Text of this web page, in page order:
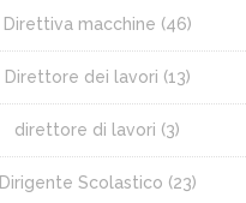
Direttiva macchine (46)
Direttore dei lavori (13)
direttore di lavori (3)
Dirigente Scolastico (23)